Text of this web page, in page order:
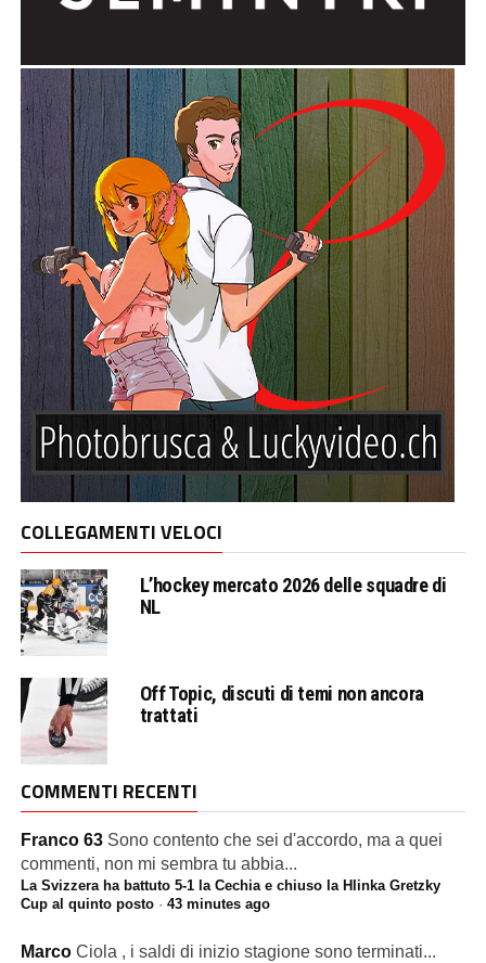
COLLEGAMENTI VELOCI
L’hockey mercato 2026 delle squadre di
NL
Off Topic, discuti di temi non ancora
trattati
COMMENTI RECENTI
Franco 63 Sono contento che sei d'accordo, ma a quei
commenti, non mi sembra tu abbia...
La Svizzera ha battuto 5-1 la Cechia e chiuso la Hlinka Gretzky
Cup al quinto posto· 43 minutes ago
Marco Ciola , i saldi di inizio stagione sono terminati...